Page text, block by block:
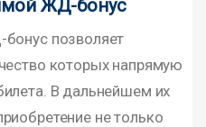
ЖД-бонус
позволяет
которых напрямую
В дальнейшем их
не только